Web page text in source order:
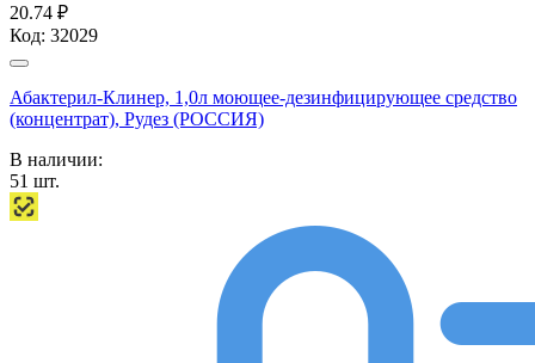
20.74 ₽
Код: 32029
Абактерил-Клинер, 1,0л моющее-дезинфицирующее средство
(концентрат), Рудез (РОССИЯ)
В наличии:
51 шт.